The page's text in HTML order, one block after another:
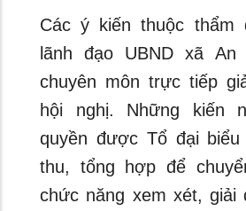
Các ý kiến thuộc thẩm
lãnh đạo UBND xã An
chuyên môn trực tiếp
hội nghị. Những kiến
quyền được Tổ đại
thu, tổng hợp để
chức năng xem xét, giải